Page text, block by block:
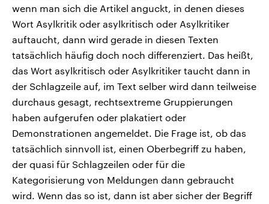
wenn man sich die Artikel anguckt, in denen dieses
Wort Asylkritik oder asylkritisch oder Asylkritiker
auftaucht, dann wird gerade in diesen Texten
tatsächlich häufig doch noch differenziert. Das heißt,
das Wort asylkritisch oder Asylkritiker taucht dann in
der Schlagzeile auf, im Text selber wird dann teilweise
durchaus gesagt, rechtsextreme Gruppierungen
haben aufgerufen oder plakatiert oder
Demonstrationen angemeldet. Die Frage ist, ob das
tatsächlich sinnvoll ist, einen Oberbegriff zu haben,
der quasi für Schlagzeilen oder für die
Kategorisierung von Meldungen dann gebraucht
wird. Wenn das so ist, dann ist aber sicher der Begriff